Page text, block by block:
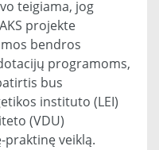
teigiama, jog
projekte
bendros
programoms,
bus
instituto (LEI)
(VDU)
veiklą.